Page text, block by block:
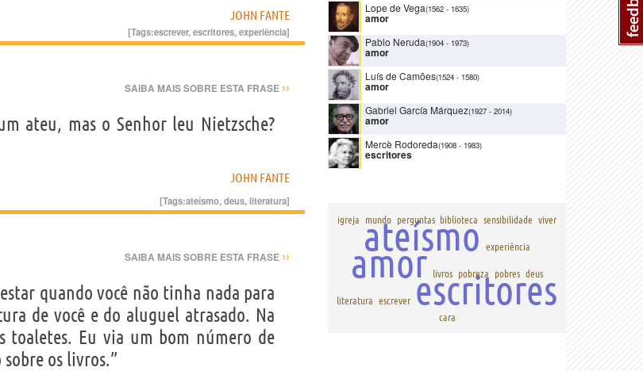
JOHN FANTE
[Tags:escrever,escritores,experiência]
SAIBA MAIS SOBRE ESTA FRASE ››
ateu, mas o Senhor leu Nietzsche?
JOHN FANTE
[Tags:ateísmo,deus,literatura]
SAIBA MAIS SOBRE ESTA FRASE ››
quando você não tinha nada para
de você e do aluguel atrasado. Na
toaletes. Eu via um bom número de
os livros.”
Lope de Vega(1562 - 1635)
amor
Pablo Neruda(1904 - 1973)
amor
Luís de Camões(1524 - 1580)
amor
Gabriel García Márquez(1927 - 2014)
amor
Mercè Rodoreda(1908 - 1983)
escritores
igreja mundo perguntas biblioteca sensibilidade viver
ateísmo experiência
amor livros pobreza pobres deus
literatura escrever escritores
cara